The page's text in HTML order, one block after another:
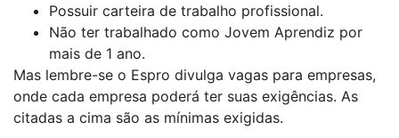
Possuir carteira de trabalho profissional.
Não ter trabalhado como Jovem Aprendiz por
mais de 1 ano.
Mas lembre-se o Espro divulga vagas para empresas,
onde cada empresa poderá ter suas exigências. As
citadas a cima são as mínimas exigidas.